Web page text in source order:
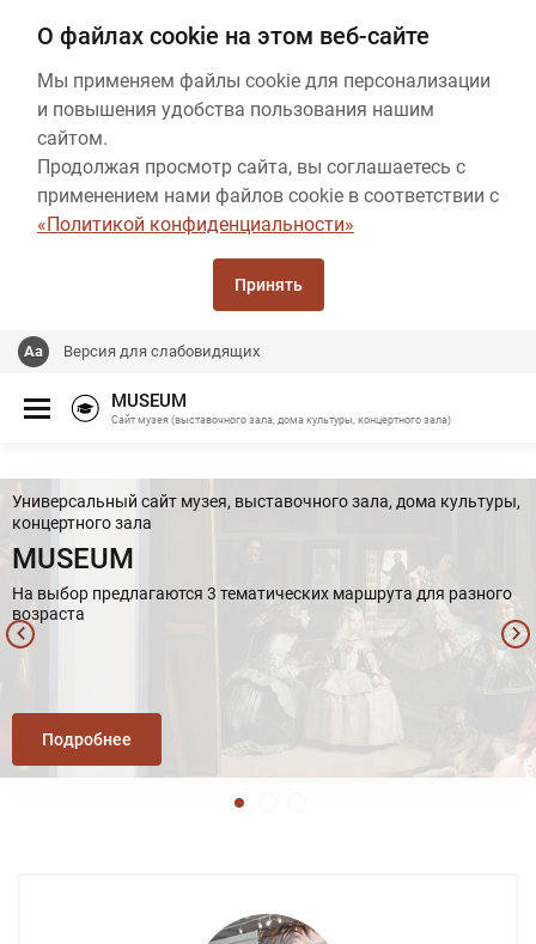
О файлах cookie на этом веб-сайте
Мы применяем файлы cookie для персонализации
и повышения удобства пользования нашим
сайтом.
Продолжая просмотр сайта, вы соглашаетесь с
применением нами файлов cookie в соответствии с
«Политикой конфиденциальности»
Принять
Версия для слабовидящих
MUSEUM
Сайт музея (выставочного зала, дома культуры, концертного зала)
Универсальный сайт музея, выставочного зала, дома культуры,
концертного зала
MUSEUM
На выбор предлагаются 3 тематических маршрута для разного
возраста
Подробнее